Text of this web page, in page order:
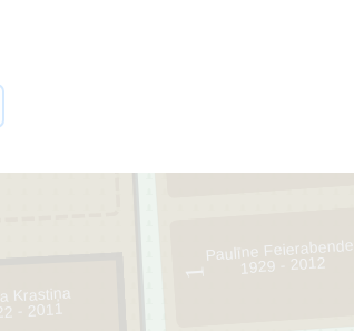
1
Paulīne Feierabende
1929 - 2012
Krastiņa
- 2011